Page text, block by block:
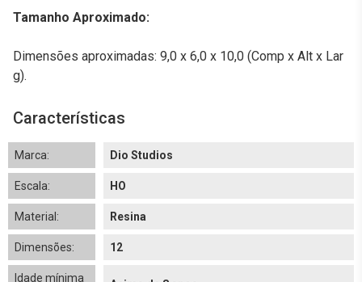
Tamanho Aproximado:
Dimensões aproximadas: 9,0 x 6,0 x 10,0 (Comp x Alt x Lar
g).
Características
Marca: Dio Studios
Escala: HO
Material: Resina
Dimensões: 12
Idade mínima